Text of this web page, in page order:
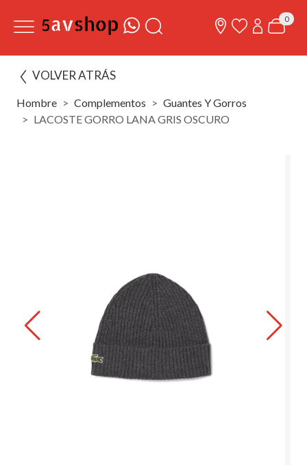
0
VOLVER ATRÁS
Hombre Complementos
Guantes Y Gorros
LACOSTE GORRO LANA GRIS OSCURO